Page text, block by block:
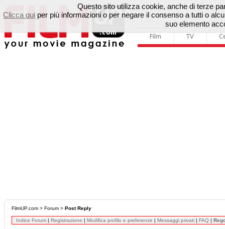
Film TV
FilmUP.com > Forum > Post Reply
Indice Forum | Registrazione | Modifica profilo e preferenze | Messaggi privati | FAQ |
Questo sito utilizza cookie, anche di terze
Clicca qui per più informazioni o per negare il consenso a tutti o
suo elemento